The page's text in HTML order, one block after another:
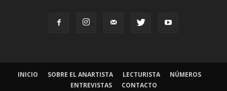
INICIO SOBRE EL ANARTISTA LECTURISTA
NÚMEROS
ENTREVISTAS
CONTACTO